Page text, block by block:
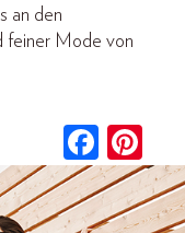
an den
feiner Mode von